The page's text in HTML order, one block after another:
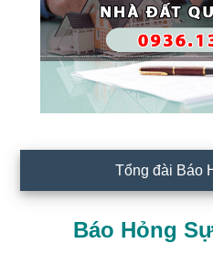
Tổng đài Báo
Báo Hỏng